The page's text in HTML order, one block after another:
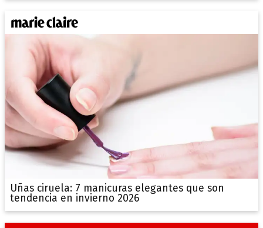
Uñas ciruela: 7 manicuras elegantes que son
tendencia en invierno 2026